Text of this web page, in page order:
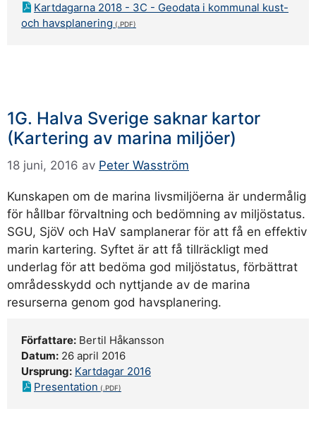
Kartdagarna 2018 - 3C - Geodata i kommunal kust-
och havsplanering
1G. Halva Sverige saknar kartor
(Kartering av marina miljöer)
18 juni, 2016 av Peter Wasström
Kunskapen om de marina livsmiljöerna är undermålig
för hållbar förvaltning och bedömning av miljöstatus.
SGU, SjöV och HaV samplanerar för att få en effektiv
marin kartering. Syftet är att få tillräckligt med
underlag för att bedöma god miljöstatus, förbättrat
områdesskydd och nyttjande av de marina
resurserna genom god havsplanering.
Författare: Bertil Håkansson
Datum: 26 april 2016
Ursprung: Kartdagar 2016
Presentation